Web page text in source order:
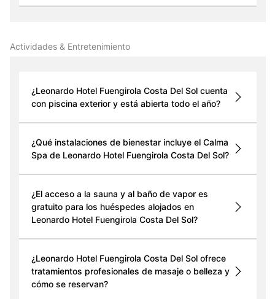
Actividades & Entretenimiento
¿Leonardo Hotel Fuengirola Costa Del Sol cuenta
con piscina exterior y está abierta todo el año?
¿Qué instalaciones de bienestar incluye el Calma
Spa de Leonardo Hotel Fuengirola Costa Del Sol?
¿El acceso a la sauna y al baño de vapor es
gratuito para los huéspedes alojados en
Leonardo Hotel Fuengirola Costa Del Sol?
¿Leonardo Hotel Fuengirola Costa Del Sol ofrece
tratamientos profesionales de masaje o belleza y
cómo se reservan?